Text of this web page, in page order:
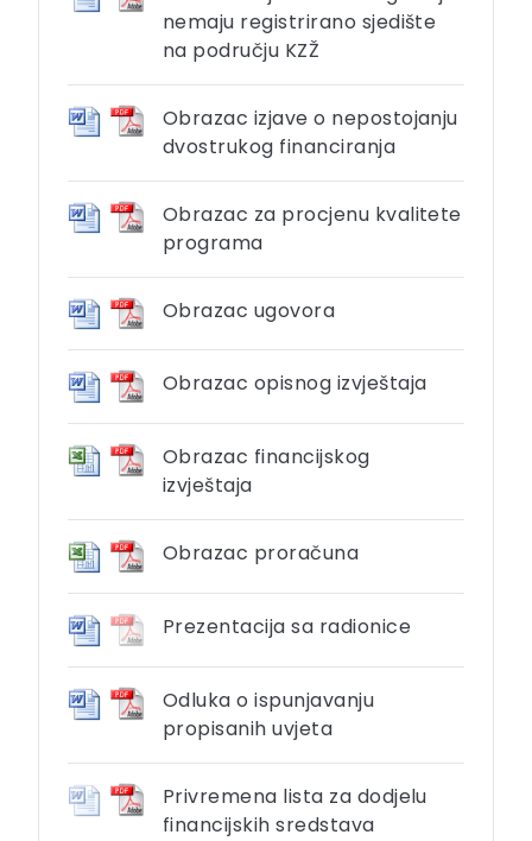
nemaju registrirano sjedište
na području KZŽ
Obrazac izjave o nepostojanju
dvostrukog financiranja
Obrazac za procjenu kvalitete
programa
Obrazac ugovora
Obrazac opisnog izvještaja
Obrazac financijskog
izvještaja
Obrazac proračuna
Prezentacija sa radionice
Odluka o ispunjavanju
propisanih uvjeta
Privremena lista za dodjelu
financijskih sredstava